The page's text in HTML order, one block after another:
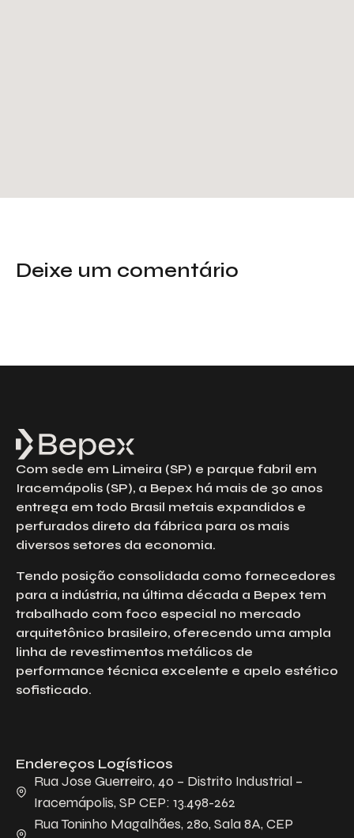
Deixe um comentário
Com sede em Limeira (SP) e parque fabril em
Iracemápolis (SP), a Bepex há mais de 30 anos
entrega em todo Brasil metais expandidos e
perfurados direto da fábrica para os mais
diversos setores da economia.
Tendo posição consolidada como fornecedores
para a indústria, na última década a Bepex tem
trabalhado com foco especial no mercado
arquitetônico brasileiro, oferecendo uma ampla
linha de revestimentos metálicos de
performance técnica excelente e apelo estético
sofisticado.
Endereços Logísticos
Rua Jose Guerreiro, 40 – Distrito Industrial –
Iracemápolis, SP CEP: 13.498-262
Rua Toninho Magalhães, 280, Sala 8A, CEP